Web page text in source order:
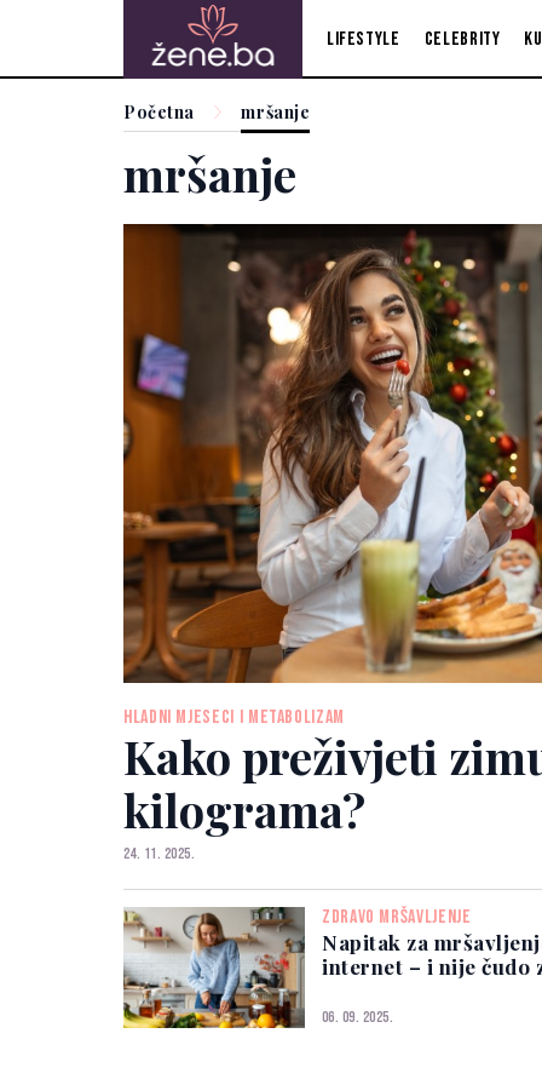
Lifestyle Celebrity
Početna mršanje
mršanje
HLADNI MJESECI I METABOLIZAM
Kako preživjeti
kilograma?
24. 11. 2025.
ZDRAVO MRŠAVLJENJE
Napitak za
internet – i nije čudo
06. 09. 2025.